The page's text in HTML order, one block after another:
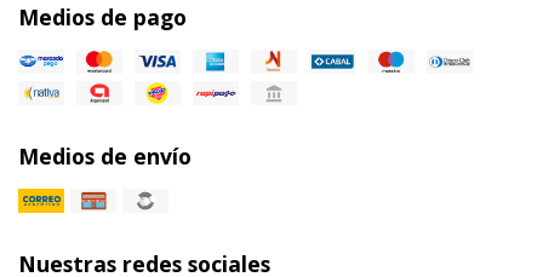
Medios de pago
Medios de envío
Nuestras redes sociales